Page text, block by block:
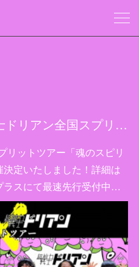
MOSHIMO×超能力戦士ドリアン全国スプリットツアー「魂のスピリットスプリットツアー」開催決定！
リットツアー「魂のスピリ
定いたしました！詳細は
ラスにて最速先行受付中…